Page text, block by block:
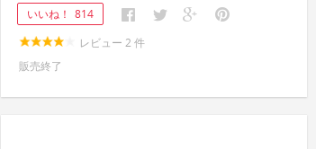
いいね！ 814
レビュー 2 件
販売終了